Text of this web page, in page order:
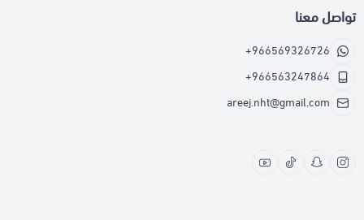
تواصل معنا
+966569326726
+966563247864
areej.nht@gmail.com